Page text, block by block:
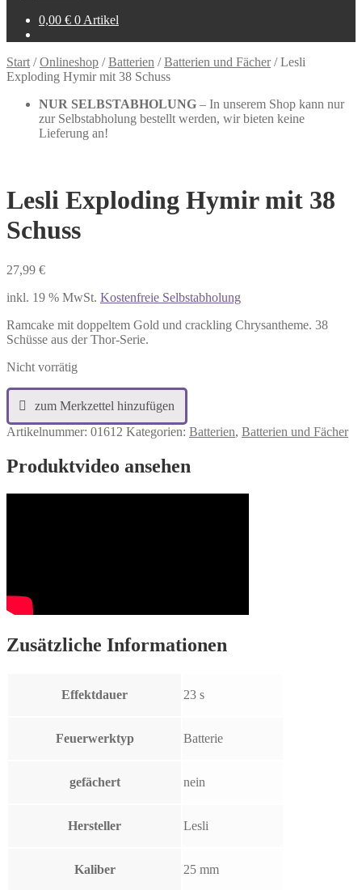
0,00 € 0 Artikel
Start /Onlineshop /Batterien /Batterien und Fächer/Lesli
Exploding Hymir mit 38 Schuss
NUR SELBSTABHOLUNG – In unserem Shop kann nur
zur Selbstabholung bestellt werden, wir bieten keine
Lieferung an!
Lesli Exploding Hymir mit 38
Schuss
27,99 €
inkl. 19 % MwSt. Kostenfreie Selbstabholung
Ramcake mit doppeltem Gold und crackling Chrysantheme. 38
Schüsse aus der Thor-Serie.
Nicht vorrätig
Artikelnummer: 01612 Kategorien: Batterien, Batterien und Fächer
Produktvideo ansehen
Zusätzliche Informationen
Effektdauer 23 s
Feuerwerktyp Batterie
gefächert nein
Hersteller Lesli
Kaliber 25 mm